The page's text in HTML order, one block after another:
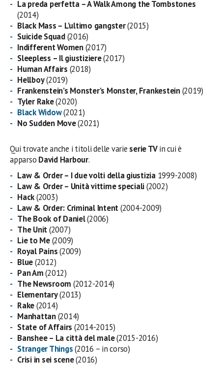
La preda perfetta – A Walk Among the Tombstones
(2014)
Black Mass – L’ultimo gangster(2015)
Suicide Squad(2016)
Indifferent Women(2017)
Sleepless – Il giustiziere(2017)
Human Affairs (2018)
Hellboy(2019)
Frankenstein’s Monster’s Monster, Frankestein(2019)
Tyler Rake(2020)
Black Widow(2021)
No Sudden Move(2021)
Qui trovate anche i titoli delle varie serie TVin cui è
apparso David Harbour.
Law & Order – I due volti della giustizia1999-2008)
Law & Order – Unità vittime speciali(2002)
Hack(2003)
Law & Order: Criminal Intent(2004-2009)
The Book of Daniel(2006)
The Unit(2007)
Lie to Me(2009)
Royal Pains(2009)
Blue(2012)
Pan Am(2012)
The Newsroom (2012-2014)
Elementary(2013)
Rake(2014)
Manhattan(2014)
State of Affairs (2014-2015)
Banshee – La città del male(2015-2016)
Stranger Things(2016 – in corso)
Crisi in sei scene(2016)